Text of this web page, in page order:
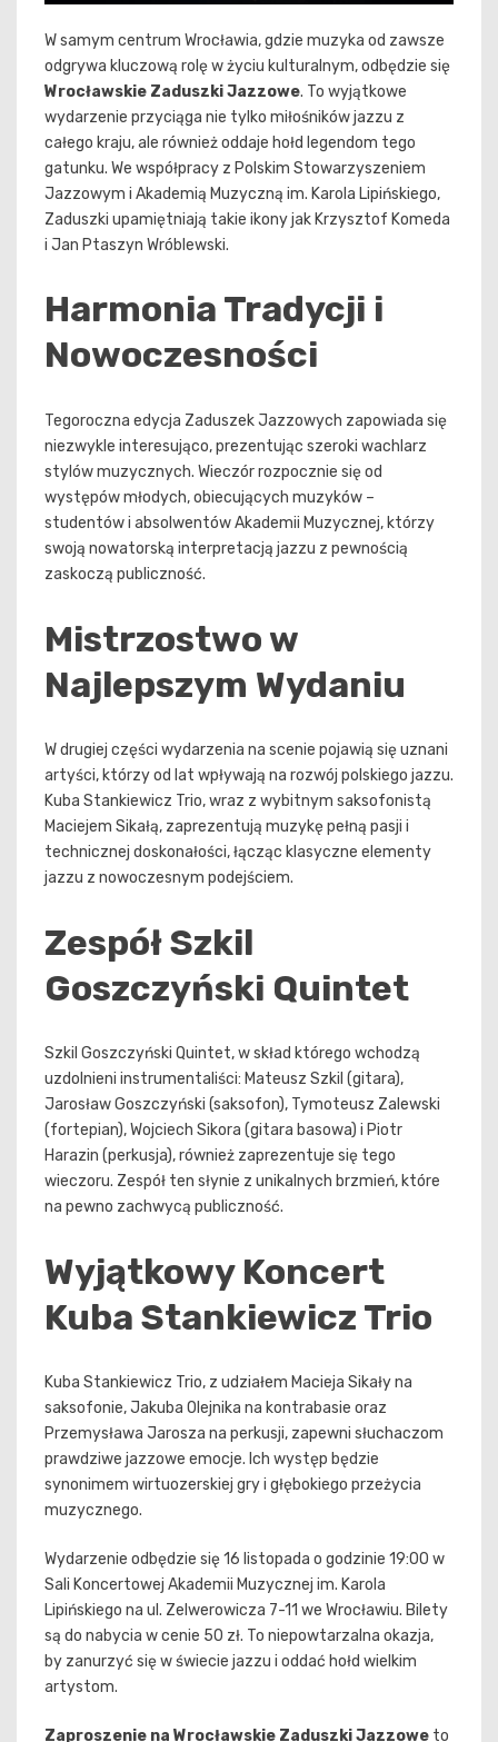
W samym centrum Wrocławia, gdzie muzyka od zawsze
odgrywa kluczową rolę w życiu kulturalnym, odbędzie się
Wrocławskie Zaduszki Jazzowe. To wyjątkowe
wydarzenie przyciąga nie tylko miłośników jazzu z
całego kraju, ale również oddaje hołd legendom tego
gatunku. We współpracy z Polskim Stowarzyszeniem
Jazzowym i Akademią Muzyczną im. Karola Lipińskiego,
Zaduszki upamiętniają takie ikony jak Krzysztof Komeda
i Jan Ptaszyn Wróblewski.
Harmonia Tradycji i
Nowoczesności
Tegoroczna edycja Zaduszek Jazzowych zapowiada się
niezwykle interesująco, prezentując szeroki wachlarz
stylów muzycznych. Wieczór rozpocznie się od
występów młodych, obiecujących muzyków –
studentów i absolwentów Akademii Muzycznej, którzy
swoją nowatorską interpretacją jazzu z pewnością
zaskoczą publiczność.
Mistrzostwo w
Najlepszym Wydaniu
W drugiej części wydarzenia na scenie pojawią się uznani
artyści, którzy od lat wpływają na rozwój polskiego jazzu.
Kuba Stankiewicz Trio, wraz z wybitnym saksofonistą
Maciejem Sikałą, zaprezentują muzykę pełną pasji i
technicznej doskonałości, łącząc klasyczne elementy
jazzu z nowoczesnym podejściem.
Zespół Szkil
Goszczyński Quintet
Szkil Goszczyński Quintet, w skład którego wchodzą
uzdolnieni instrumentaliści: Mateusz Szkil (gitara),
Jarosław Goszczyński (saksofon), Tymoteusz Zalewski
(fortepian), Wojciech Sikora (gitara basowa) i Piotr
Harazin (perkusja), również zaprezentuje się tego
wieczoru. Zespół ten słynie z unikalnych brzmień, które
na pewno zachwycą publiczność.
Wyjątkowy Koncert
Kuba Stankiewicz Trio
Kuba Stankiewicz Trio, z udziałem Macieja Sikały na
saksofonie, Jakuba Olejnika na kontrabasie oraz
Przemysława Jarosza na perkusji, zapewni słuchaczom
prawdziwe jazzowe emocje. Ich występ będzie
synonimem wirtuozerskiej gry i głębokiego przeżycia
muzycznego.
Wydarzenie odbędzie się 16 listopada o godzinie 19:00 w
Sali Koncertowej Akademii Muzycznej im. Karola
Lipińskiego na ul. Zelwerowicza 7-11 we Wrocławiu. Bilety
są do nabycia w cenie 50 zł. To niepowtarzalna okazja,
by zanurzyć się w świecie jazzu i oddać hołd wielkim
artystom.
Zaproszenie na Wrocławskie Zaduszki Jazzowe to